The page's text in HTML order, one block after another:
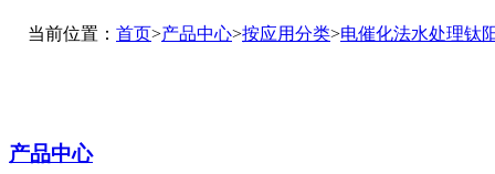
当前位置： 首页>产品中心>按应用分类>电催化法水处理钛
产品中心